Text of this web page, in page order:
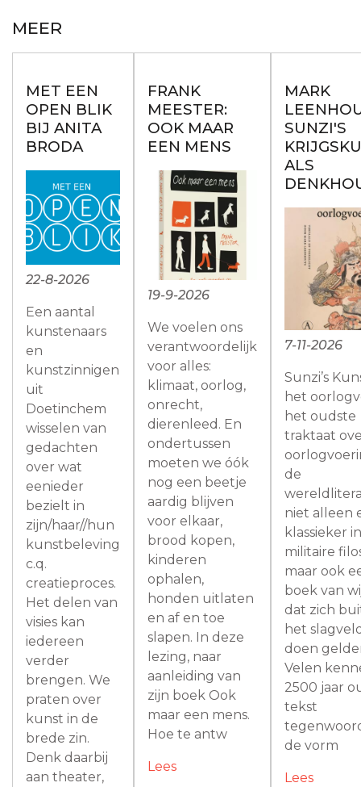
MEER
MET EEN
OPEN BLIK
BIJ ANITA
BRODA
22-8-2026
Een aantal
kunstenaars
en
kunstzinnigen
uit
Doetinchem
wisselen van
gedachten
over wat
eenieder
bezielt in
zijn/haar//hun
kunstbeleving
c.q.
creatieproces.
Het delen van
visies kan
iedereen
verder
brengen. We
praten over
kunst in de
brede zin.
Denk daarbij
aan theater,
FRANK
MEESTER:
OOK MAAR
EEN MENS
19-9-2026
We voelen ons
verantwoordelijk
voor alles:
klimaat, oorlog,
onrecht,
dierenleed. En
ondertussen
moeten we óók
nog een beetje
aardig blijven
voor elkaar,
brood kopen,
kinderen
ophalen,
honden uitlaten
en af en toe
slapen. In deze
lezing, naar
aanleiding van
zijn boek Ook
maar een mens.
Hoe te antw
Lees
MARK
SUNZI'S
ALS
7-11-2026
Sunzi’s
het
het oudste
traktaat
de
niet alleen
klassieker
militaire
maar ook
boek van
dat zich
het
doen
Velen
2500 jaar
tekst
de vorm
Lees